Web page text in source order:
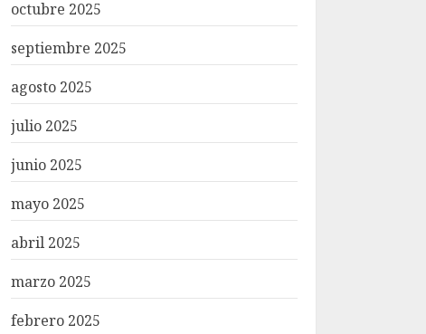
octubre 2025
septiembre 2025
agosto 2025
julio 2025
junio 2025
mayo 2025
abril 2025
marzo 2025
febrero 2025